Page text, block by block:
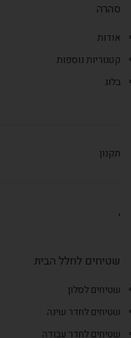
סהרה
אודות
קטגוריות נוספות
בלוג
תקנון
,
שטיחים לחלל הבית
שטיחים לסלון
שטיחים לחדר שינה
שטיחים לחדר עבודה